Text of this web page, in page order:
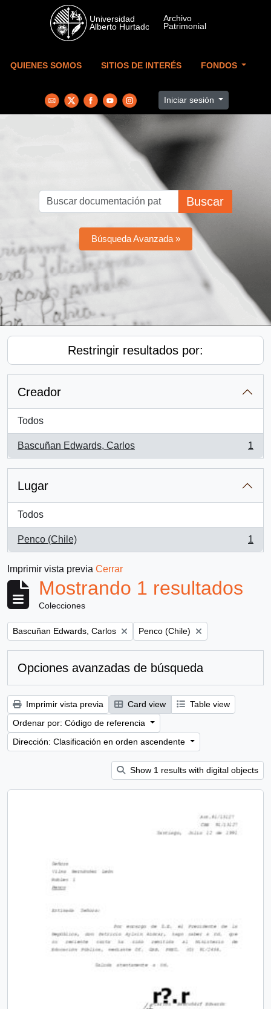
Skip to main content
QUIENES SOMOS SITIOS DE INTERÉS FONDOS
Iniciar sesión
Buscar
Búsqueda Avanzada »
Restringir resultados por:
Creador
Todos
Bascuñan Edwards, Carlos
, 1 resultados
1
Lugar
Todos
Penco (Chile)
, 1 resultados
1
Imprimir vista previa Cerrar
Mostrando 1 resultados
Colecciones
Remove filter:
Bascuñan Edwards, Carlos Remove filter:
Penco (Chile)
Opciones avanzadas de búsqueda
Imprimir vista previa Card view
Table view
Ordenar por: Código de referencia
Dirección: Clasificación en orden ascendente
Show 1 results with digital objects